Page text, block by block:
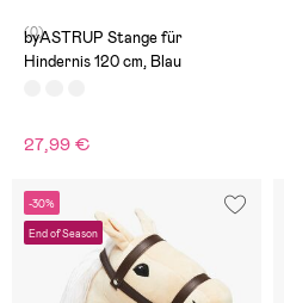
(0)
byASTRUP Stange für
Hindernis 120 cm, Blau
27,99 €
-30%
End of Season